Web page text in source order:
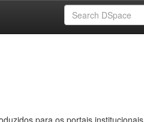
para os portais institucionais